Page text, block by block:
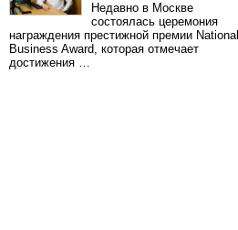
Недавно в Москве
состоялась церемония
награждения престижной премии National
Business Award, которая отмечает
достижения …